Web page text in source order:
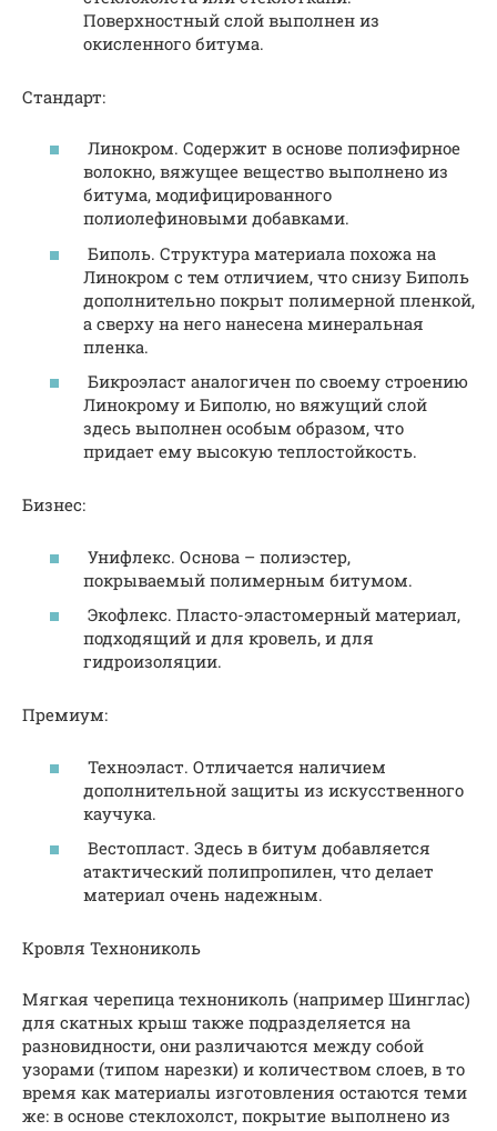
Поверхностный слой выполнен из
окисленного битума.
Стандарт:
Линокром. Содержит в основе полиэфирное
волокно, вяжущее вещество выполнено из
битума, модифицированного
полиолефиновыми добавками.
Биполь. Структура материала похожа на
Линокром с тем отличием, что снизу Биполь
дополнительно покрыт полимерной пленкой,
а сверху на него нанесена минеральная
пленка.
Бикроэласт аналогичен по своему строению
Линокрому и Биполю, но вяжущий слой
здесь выполнен особым образом, что
придает ему высокую теплостойкость.
Бизнес:
Унифлекс. Основа – полиэстер,
покрываемый полимерным битумом.
Экофлекс. Пласто-эластомерный материал,
подходящий и для кровель, и для
гидроизоляции.
Премиум:
Техноэласт. Отличается наличием
дополнительной защиты из искусственного
каучука.
Вестопласт. Здесь в битум добавляется
атактический полипропилен, что делает
материал очень надежным.
Кровля Технониколь
Мягкая черепица технониколь (например Шинглас)
для скатных крыш также подразделяется на
разновидности, они различаются между собой
узорами (типом нарезки) и количеством слоев, в то
время как материалы изготовления остаются теми
же: в основе стеклохолст, покрытие выполнено из